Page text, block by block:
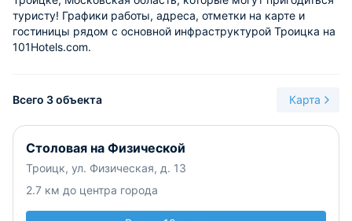
туристу! Графики работы, адреса, отметки на карте и
гостиницы рядом с основной инфраструктурой Троицка на
101Hotels.com.
Всего 3 объекта Карта
Столовая на Физической
Троицк, ул. Физическая, д. 13
2.7 км до центра города